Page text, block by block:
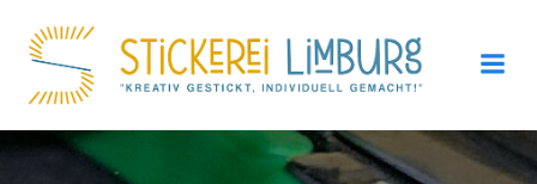
Inhalt
springen